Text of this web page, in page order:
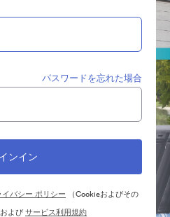
パスワードを忘れた場合
イバシー ポリシー （Cookieおよびその
よびサービス利用規約